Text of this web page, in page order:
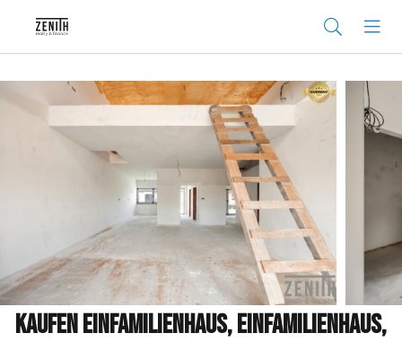
Kaufen Einfamilienhaus, Einfamilienhaus,